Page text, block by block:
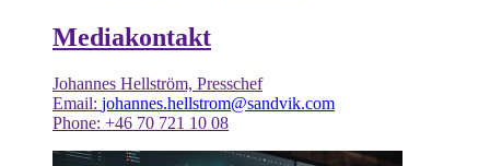
Mediakontakt
Johannes Hellström, Presschef
Email: johannes.hellstrom@sandvik.com
Phone: +46 70 721 10 08